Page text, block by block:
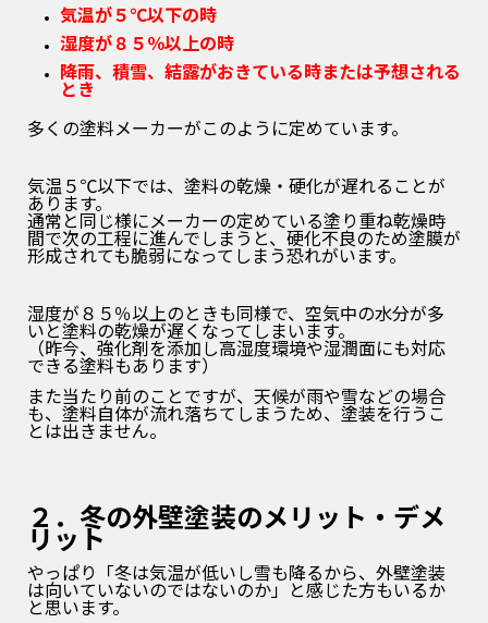
気温が５℃以下の時
湿度が８５％以上の時
降雨、積雪、結露がおきている時または予想される
とき
多くの塗料メーカーがこのように定めています。
気温５℃以下では、塗料の乾燥・硬化が遅れることが
あります。
通常と同じ様にメーカーの定めている塗り重ね乾燥時
間で次の工程に進んでしまうと、硬化不良のため塗膜が
形成されても脆弱になってしまう恐れがいます。
湿度が８５％以上のときも同様で、空気中の水分が多
いと塗料の乾燥が遅くなってしまいます。
（昨今、強化剤を添加し高湿度環境や湿潤面にも対応
できる塗料もあります）
また当たり前のことですが、天候が雨や雪などの場合
も、塗料自体が流れ落ちてしまうため、塗装を行うこ
とは出きません。
２．冬の外壁塗装のメリット・デメ
リット
やっぱり「冬は気温が低いし雪も降るから、外壁塗装
は向いていないのではないのか」と感じた方もいるか
と思います。